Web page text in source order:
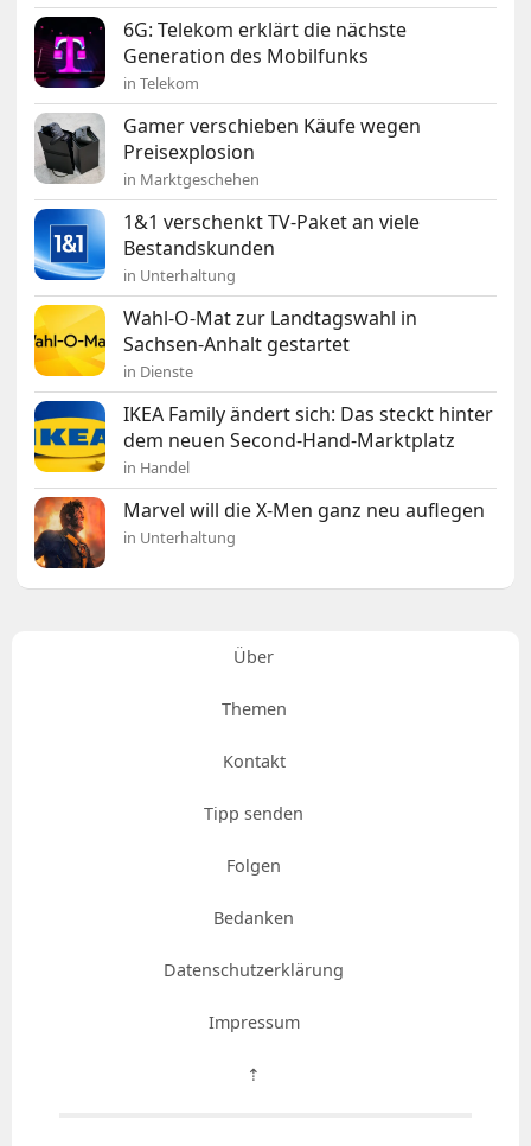
6G: Telekom erklärt die nächste
Generation des Mobilfunks
in Telekom
Gamer verschieben Käufe wegen
Preisexplosion
in Marktgeschehen
1&1 verschenkt TV-Paket an viele
Bestandskunden
in Unterhaltung
Wahl-O-Mat zur Landtagswahl in
Sachsen-Anhalt gestartet
in Dienste
IKEA Family ändert sich: Das steckt hinter
dem neuen Second-Hand-Marktplatz
in Handel
Marvel will die X-Men ganz neu auflegen
in Unterhaltung
Über
Themen
Kontakt
Tipp senden
Folgen
Bedanken
Datenschutzerklärung
Impressum
⇡